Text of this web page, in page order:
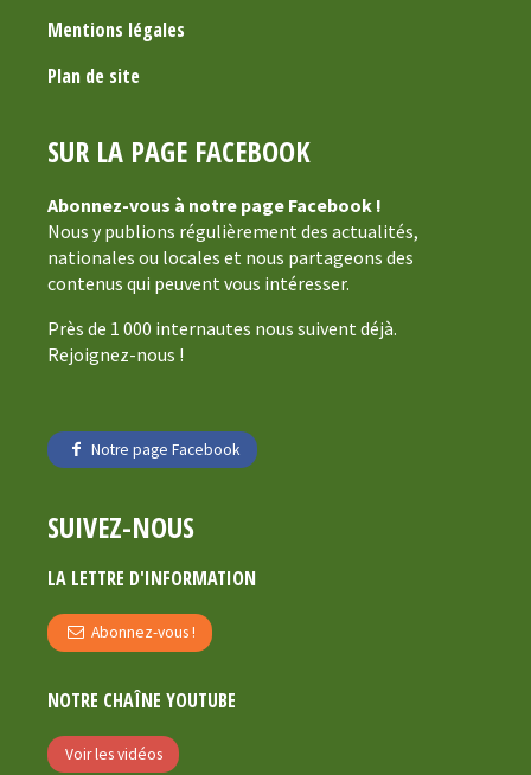
Mentions légales
Plan de site
SUR LA PAGE FACEBOOK
Abonnez-vous à notre page Facebook !
Nous y publions régulièrement des actualités,
nationales ou locales et nous partageons des
contenus qui peuvent vous intéresser.
Près de 1 000 internautes nous suivent déjà.
Rejoignez-nous !
Notre page Facebook
SUIVEZ-NOUS
LA LETTRE D'INFORMATION
Abonnez-vous !
NOTRE CHAÎNE YOUTUBE
Voir les vidéos